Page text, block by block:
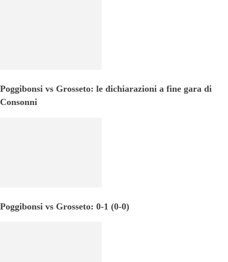
Poggibonsi vs Grosseto: le dichiarazioni a fine gara di
Consonni
Poggibonsi vs Grosseto: 0-1 (0-0)